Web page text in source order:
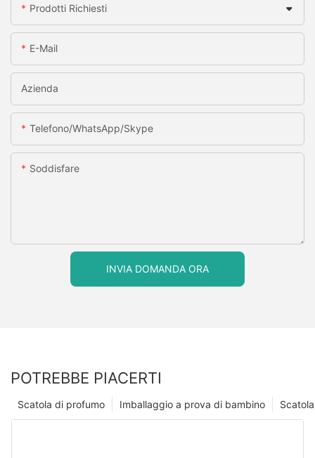
Prodotti Richiesti
E-Mail
Azienda
Telefono/WhatsApp/Skype
Soddisfare
INVIA DOMANDA ORA
POTREBBE PIACERTI
Imballaggio a prova di bambino
Scatola di profumo